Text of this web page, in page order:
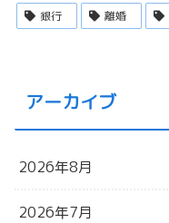
銀行
離婚
アーカイブ
2026年8月
2026年7月